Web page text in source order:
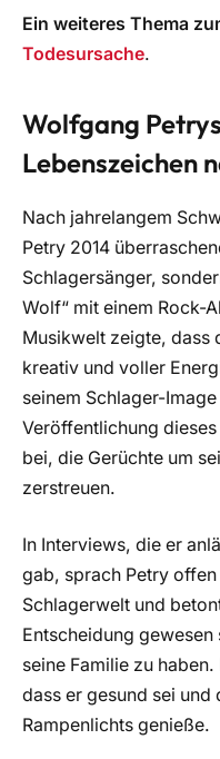
Ein weiteres Thema
Todesursache.
Wolfgang
Lebenszeichen
Nach jahrelangem
Petry 2014
Schlagersänger,
Wolf“ mit einem Rock-
Musikwelt zeigte, dass
kreativ und voller
seinem Schlager-
Veröffentlichung
bei, die Gerüchte um
zerstreuen.
In Interviews, die er
gab, sprach Petry
Schlagerwelt und
Entscheidung
seine Familie zu
dass er gesund sei und
Rampenlichts genieße.